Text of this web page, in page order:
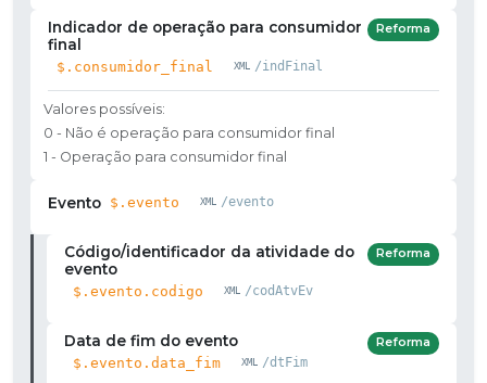
Indicador de operação para consumidor
final
$.consumidor_final /indFinal
Reforma
Valores possíveis:
0 - Não é operação para consumidor final
1 - Operação para consumidor final
Evento $.evento /evento
Código/identificador da atividade do
evento
$.evento.codigo /codAtvEv
Reforma
Data de fim do evento
$.evento.data_fim /dtFim
Reforma